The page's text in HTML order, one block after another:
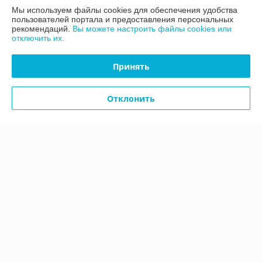
Доставка и оплата
График работы
Политика обработки cookies
Мы используем файлы cookies для обеспечения удобства
пользователей портала и предоставления персональных
рекомендаций. Вы можете настроить файлы cookies или
отключить их.
Принять
Отклонить